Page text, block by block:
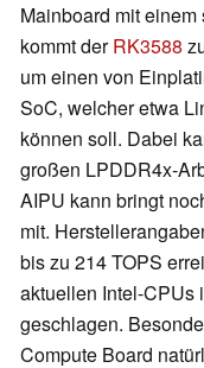
Mainboard mit
kommt derRK3588
um einen von
SoC, welcher etwa
können soll. Dabei
großen LPDDR4x-
AIPU kann bringt
mit.
bis zu 214 TOPS
aktuellen Intel-CPUs
geschlagen.
Compute Board